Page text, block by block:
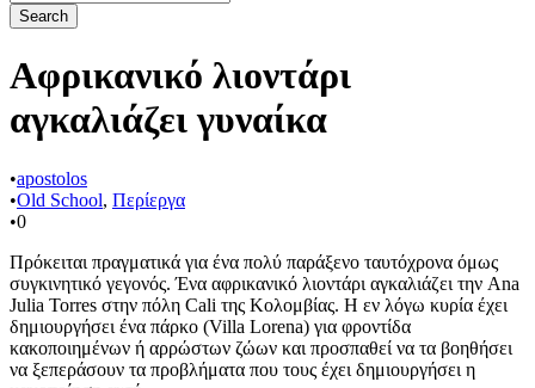
Αφρικανικό λιοντάρι
αγκαλιάζει γυναίκα
•apostolos
•Old School, Περίεργα
•0
Πρόκειται πραγματικά για ένα πολύ παράξενο ταυτόχρονα όμως
συγκινητικό γεγονός. Ένα αφρικανικό λιοντάρι αγκαλιάζει την Ana
Julia Torres στην πόλη Cali της Κολομβίας. Η εν λόγω κυρία έχει
δημιουργήσει ένα πάρκο (Villa Lorena) για φροντίδα
κακοποιημένων ή αρρώστων ζώων και προσπαθεί να τα βοηθήσει
να ξεπεράσουν τα προβλήματα που τους έχει δημιουργήσει η